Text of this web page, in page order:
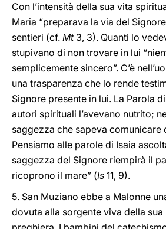
Con l’intensità della sua vita
Maria “preparava la via del
sentieri (cf. Mt3, 3). Quanti lo
stupivano di non trovare in lui
semplicemente sincero”. C’è
una trasparenza che lo rende
Signore presente in lui. La Parola
autori spirituali l’avevano nutrito;
saggezza che sapeva comunicare
Pensiamo alle parole di Isaia
saggezza del Signore riempirà il
ricoprono il mare” (Is 11, 9).
5. San Muziano ebbe a Malonne
dovuta alla sorgente viva della sua